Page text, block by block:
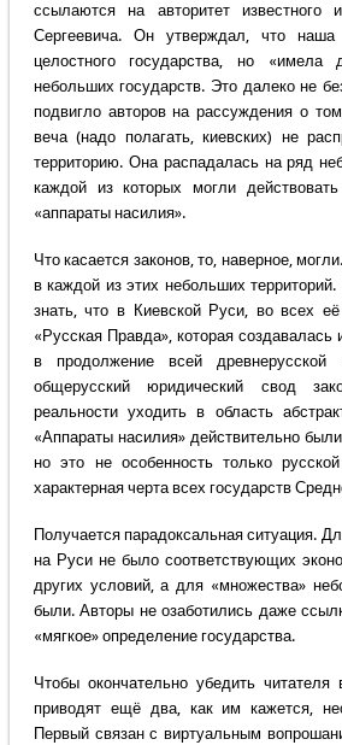
ссылаются на авторитет известного
Сергеевича. Он утверждал, что
целостного государства, но «имела
небольших государств. Это далеко не
подвигло авторов на рассуждения о
веча (надо полагать, киевских) не
территорию. Она распадалась на ряд
каждой из которых могли
«аппараты насилия».
Что касается законов, то, наверное,
в каждой из этих небольших
знать, что в Киевской Руси, во всех
«Русская Правда», которая создавалась
в продолжение всей древнерусской
общерусский юридический свод
реальности уходить в область
«Аппараты насилия» действительно
но это не особенность только
характерная черта всех государств
Получается парадоксальная ситуация.
на Руси не было соответствующих
других условий, а для «множества»
были. Авторы не озаботились даже
«мягкое» определение государства.
Чтобы окончательно убедить
приводят ещё два, как им кажется,
Первый связан с виртуальным